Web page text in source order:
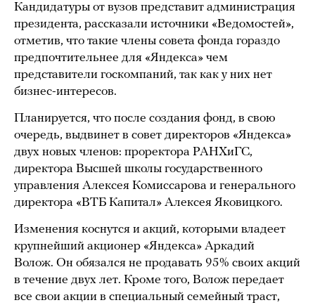
Кандидатуры от вузов представит администрация
президента, рассказали источники «Ведомостей»,
отметив, что такие члены совета фонда гораздо
предпочтительнее для «Яндекса» чем
представители госкомпаний, так как у них нет
бизнес-интересов.
Планируется, что после создания фонд, в свою
очередь, выдвинет в совет директоров «Яндекса»
двух новых членов: проректора РАНХиГС,
директора Высшей школы государственного
управления Алексея Комиссарова и генерального
директора «ВТБ Капитал» Алексея Яковицкого.
Изменения коснутся и акций, которыми владеет
крупнейший акционер «Яндекса» Аркадий
Волож. Он обязался не продавать 95% своих акций
в течение двух лет. Кроме того, Волож передает
все свои акции в специальный семейный траст,